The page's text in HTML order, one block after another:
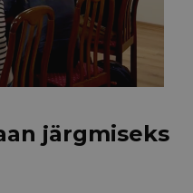
järgmiseks